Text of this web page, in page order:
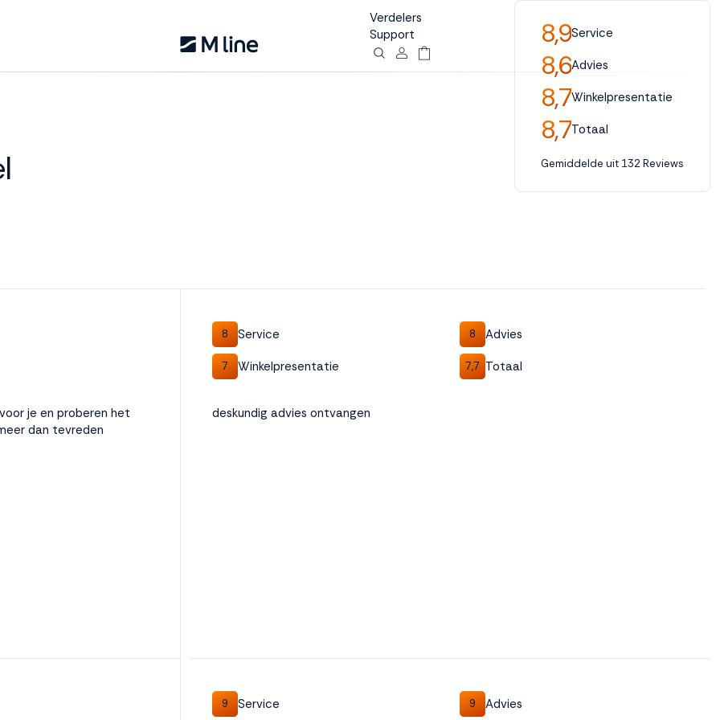
Verdelers
Support
8,9Service
8,6Advies
8,7Winkelpresentatie
8,7Totaal
Gemiddelde uit 132 Reviews
je en proberen het
dan tevreden
8 Service 8 Advies
7 Winkelpresentatie 7,7 Totaal
deskundig advies ontvangen
9 Service 9 Advies